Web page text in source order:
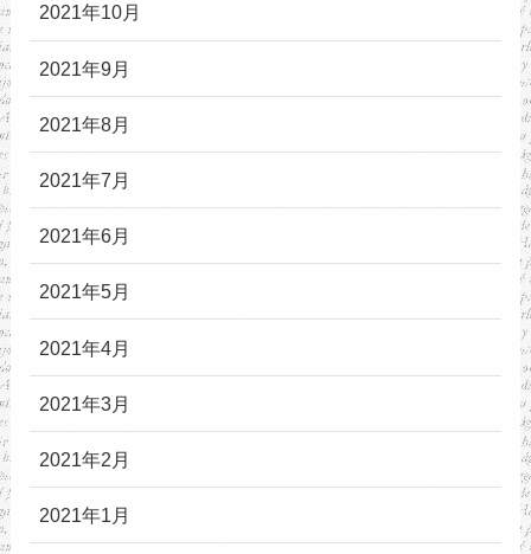
2021年10月
2021年9月
2021年8月
2021年7月
2021年6月
2021年5月
2021年4月
2021年3月
2021年2月
2021年1月